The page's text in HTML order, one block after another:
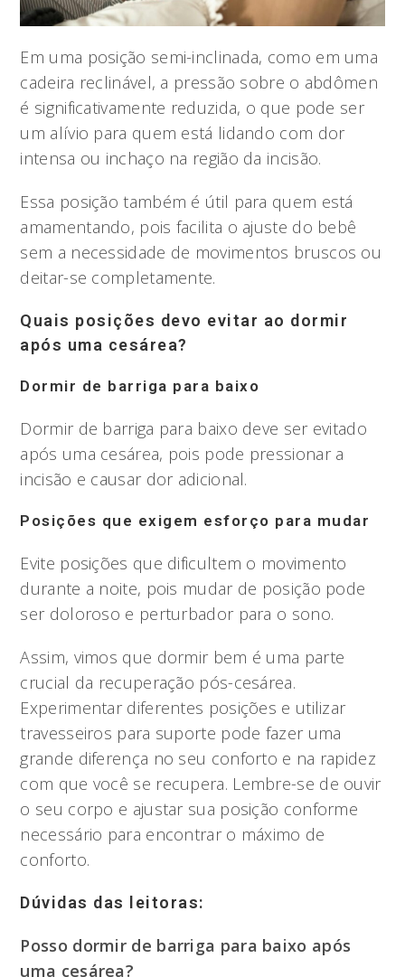
Em uma posição semi-inclinada, como em uma
cadeira reclinável, a pressão sobre o abdômen
é significativamente reduzida, o que pode ser
um alívio para quem está lidando com dor
intensa ou inchaço na região da incisão.
Essa posição também é útil para quem está
amamentando, pois facilita o ajuste do bebê
sem a necessidade de movimentos bruscos ou
deitar-se completamente.
Quais posições devo evitar ao dormir
após uma cesárea?
Dormir de barriga para baixo
Dormir de barriga para baixo deve ser evitado
após uma cesárea, pois pode pressionar a
incisão e causar dor adicional.
Posições que exigem esforço para mudar
Evite posições que dificultem o movimento
durante a noite, pois mudar de posição pode
ser doloroso e perturbador para o sono.
Assim, vimos que dormir bem é uma parte
crucial da recuperação pós-cesárea.
Experimentar diferentes posições e utilizar
travesseiros para suporte pode fazer uma
grande diferença no seu conforto e na rapidez
com que você se recupera. Lembre-se de ouvir
o seu corpo e ajustar sua posição conforme
necessário para encontrar o máximo de
conforto.
Dúvidas das leitoras:
Posso dormir de barriga para baixo após
uma cesárea?